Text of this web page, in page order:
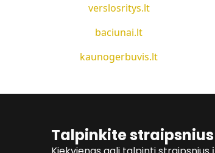
verslosritys.lt
baciunai.lt
kaunogerbuvis.lt
Talpinkite straipsnius